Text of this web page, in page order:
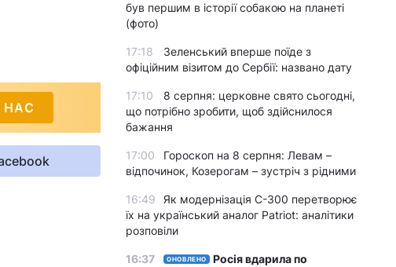
НАС
був першим в історії собакою на планеті
(фото)
17:18
Зеленський вперше поїде з
офіційним візитом до Сербії: названо дату
17:10
8 серпня: церковне свято сьогодні,
що потрібно зробити, щоб здійснилося
бажання
17:00
Гороскоп на 8 серпня: Левам –
відпочинок, Козерогам – зустріч з рідними
16:49
Як модернізація С-300 перетворює
їх на український аналог Patriot: аналітики
розповіли
16:37 ОНОВЛЕНО
Росія вдарила по